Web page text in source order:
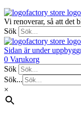
Vi renoverar, så att det
Sök
Sidan är under
0 Varukorg
Sök
Sök...
×